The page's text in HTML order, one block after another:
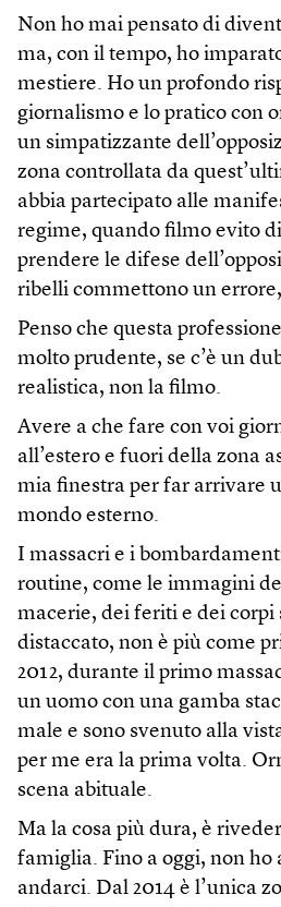
Non ho mai pensato di
ma, con il tempo, ho
mestiere. Ho un profondo
giornalismo e lo pratico con
un simpatizzante
zona controllata da
abbia partecipato alle
regime, quando filmo evito
prendere le difese
ribelli commettono un
Penso che questa
molto prudente, se c’è un
realistica, non la filmo.
Avere a che fare con voi
all’estero e fuori della zona
mia finestra per far arrivare
mondo esterno.
I massacri e i
routine, come le immagini
macerie, dei feriti e dei corpi
distaccato, non è più come
2012, durante il primo
un uomo con una gamba
male e sono svenuto alla
per me era la prima volta.
scena abituale.
Ma la cosa più dura, è
famiglia. Fino a oggi, non ho
andarci. Dal 2014 è l’unica